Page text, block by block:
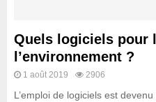
Quels logiciels pour
l’environnement ?
1 août 2019 2906
L’emploi de logiciels est